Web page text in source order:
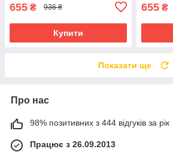
655 ₴ 936 ₴
Купити
655 ₴
Показати ще
Про нас
98% позитивних з 444 відгуків за рік
Працює з 26.09.2013